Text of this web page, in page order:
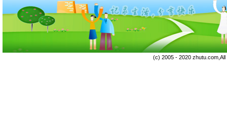
(c) 2005 - 2020